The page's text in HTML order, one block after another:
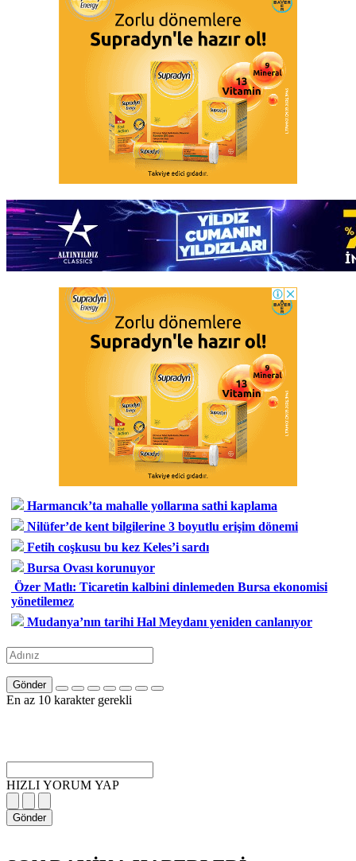
Harmancık’ta mahalle yollarına sathi kaplama
Nilüfer’de kent bilgilerine 3 boyutlu erişim dönemi
Fetih coşkusu bu kez Keles’i sardı
Bursa Ovası korunuyor
Özer Matlı: Ticaretin kalbini dinlemeden Bursa ekonomisi
yönetilemez
Mudanya’nın tarihi Hal Meydanı yeniden canlanıyor
Gönder
En az 10 karakter gerekli
HIZLI YORUM YAP
Gönder